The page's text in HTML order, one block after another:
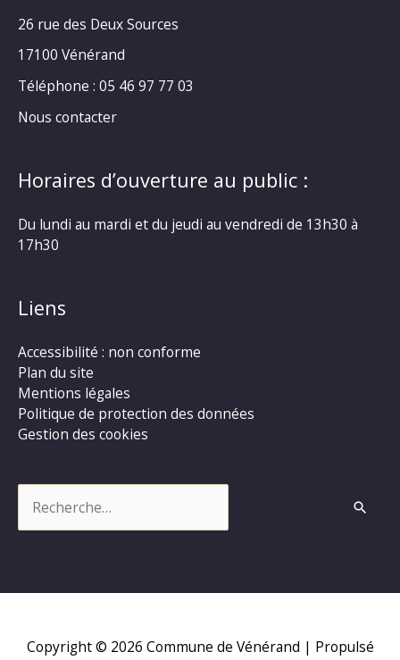
26 rue des Deux Sources
17100 Vénérand
Téléphone : 05 46 97 77 03
Nous contacter
Horaires d’ouverture au public :
Du lundi au mardi et du jeudi au vendredi de 13h30 à
17h30
Liens
Accessibilité : non conforme
Plan du site
Mentions légales
Politique de protection des données
Gestion des cookies
Copyright © 2026 Commune de Vénérand | Propulsé